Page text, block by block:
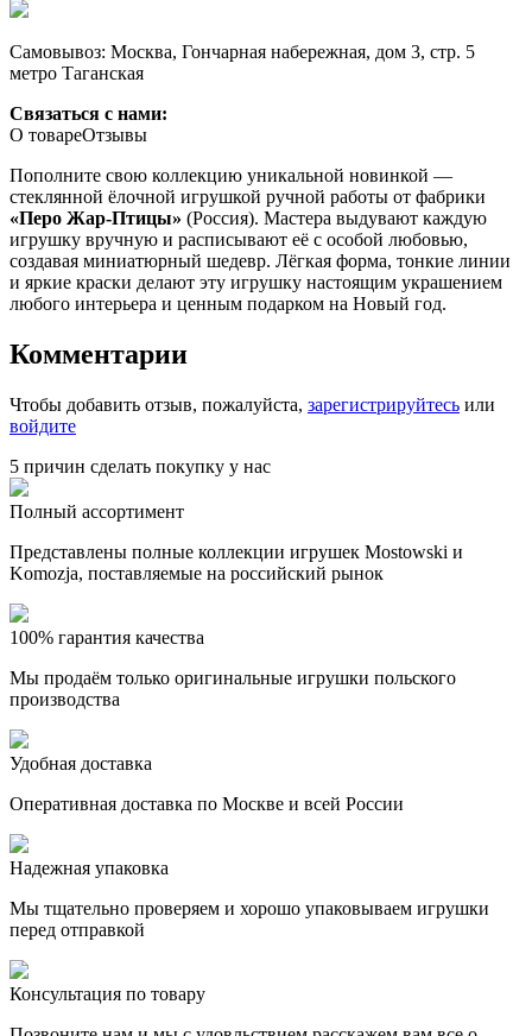
Самовывоз: Москва, Гончарная набережная, дом 3, стр. 5
метро Таганская
Связаться с нами:
О товареОтзывы
Пополните свою коллекцию уникальной новинкой —
стеклянной ёлочной игрушкой ручной работы от фабрики
«Перо Жар-Птицы» (Россия). Мастера выдувают каждую
игрушку вручную и расписывают её с особой любовью,
создавая миниатюрный шедевр. Лёгкая форма, тонкие линии
и яркие краски делают эту игрушку настоящим украшением
любого интерьера и ценным подарком на Новый год.
Комментарии
Чтобы добавить отзыв, пожалуйста, зарегистрируйтесь или
войдите
5 причин сделать покупку у нас
Полный ассортимент
Представлены полные коллекции игрушек Mostowski и
Komozja, поставляемые на российский рынок
100% гарантия качества
Мы продаём только оригинальные игрушки польского
производства
Удобная доставка
Оперативная доставка по Москве и всей России
Надежная упаковка
Мы тщательно проверяем и хорошо упаковываем игрушки
перед отправкой
Консультация по товару